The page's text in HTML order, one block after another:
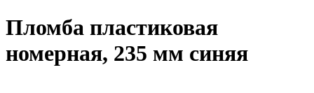
Пломба пластиковая
номерная, 235 мм синяя